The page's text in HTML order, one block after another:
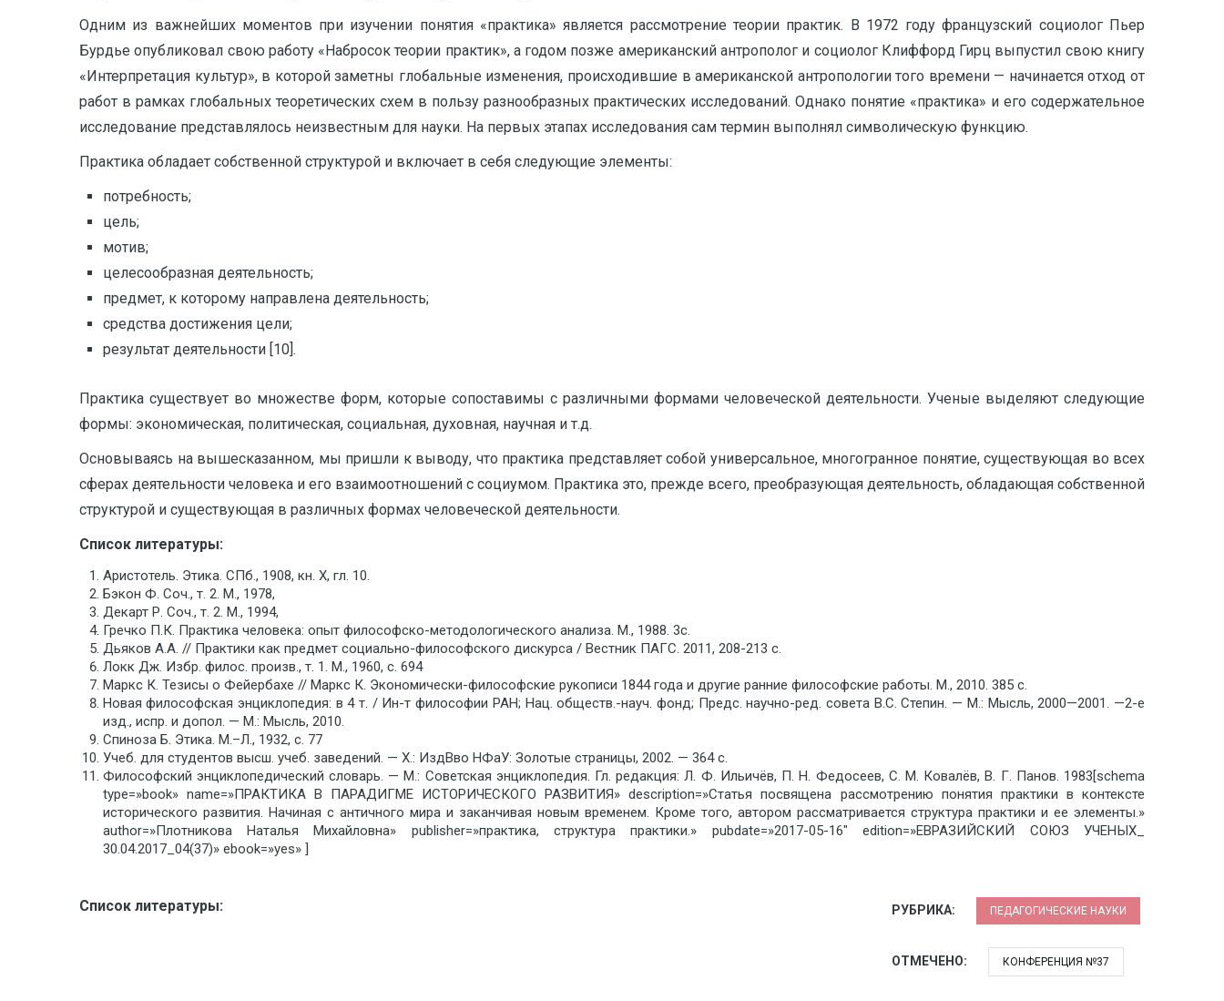
Одним из важнейших моментов при изучении понятия «практика» является рассмотрение теории практик. В 1972 году французский социолог Пьер
Бурдье опубликовал свою работу «Набросок теории практик», а годом позже американский антрополог и социолог Клиффорд Гирц выпустил свою книгу
«Интерпретация культур», в которой заметны глобальные изменения, происходившие в американской антропологии того времени — начинается отход от
работ в рамках глобальных теоретических схем в пользу разнообразных практических исследований. Однако понятие «практика» и его содержательное
исследование представлялось неизвестным для науки. На первых этапах исследования сам термин выполнял символическую функцию.
Практика обладает собственной структурой и включает в себя следующие элементы:
потребность;
цель;
мотив;
целесообразная деятельность;
предмет, к которому направлена деятельность;
средства достижения цели;
результат деятельности [10].
Практика существует во множестве форм, которые сопоставимы с различными формами человеческой деятельности. Ученые выделяют следующие
формы: экономическая, политическая, социальная, духовная, научная и т.д.
Основываясь на вышесказанном, мы пришли к выводу, что практика представляет собой универсальное, многогранное понятие, существующая во всех
сферах деятельности человека и его взаимоотношений с социумом. Практика это, прежде всего, преобразующая деятельность, обладающая собственной
структурой и существующая в различных формах человеческой деятельности.
Список литературы:
Аристотель. Этика. СПб., 1908, кн. Х, гл. 10.
Бэкон Ф. Соч., т. 2. М., 1978,
Декарт Р. Соч., т. 2. М., 1994,
Гречко П.К. Практика человека: опыт философско-методологического анализа. М., 1988. 3с.
Дьяков А.А. // Практики как предмет социально-философского дискурса / Вестник ПАГС. 2011, 208-213 с.
Локк Дж. Избр. филос. произв., т. 1. М., 1960, с. 694
Маркс К. Тезисы о Фейербахе // Маркс К. Экономически-философские рукописи 1844 года и другие ранние философские работы. М., 2010. 385 с.
Новая философская энциклопедия: в 4 т. / Ин-т философии РАН; Нац. обществ.-науч. фонд; Предс. научно-ред. совета В.С. Степин. — М.: Мысль, 2000—2001. —2-е
изд., испр. и допол. — М.: Мысль, 2010.
Спиноза Б. Этика. М.–Л., 1932, с. 77
Учеб. для студентов высш. учеб. заведений. — Х.: ИздBво НФаУ: Золотые страницы, 2002. — 364 с.
Философский энциклопедический словарь. — М.: Советская энциклопедия. Гл. редакция: Л. Ф. Ильичёв, П. Н. Федосеев, С. М. Ковалёв, В. Г. Панов. 1983[schema
type=»book» name=»ПРАКТИКА В ПАРАДИГМЕ ИСТОРИЧЕСКОГО РАЗВИТИЯ» description=»Статья посвящена рассмотрению понятия практики в контексте
исторического развития. Начиная с античного мира и заканчивая новым временем. Кроме того, автором рассматривается структура практики и ее элементы.»
author=»Плотникова Наталья Михайловна» publisher=»практика, структура практики.» pubdate=»2017-05-16″ edition=»ЕВРАЗИЙСКИЙ СОЮЗ УЧЕНЫХ_
30.04.2017_04(37)» ebook=»yes» ]
Список литературы: РУБРИКА: ПЕДАГОГИЧЕСКИЕ НАУКИ
ОТМЕЧЕНО: КОНФЕРЕНЦИЯ №37